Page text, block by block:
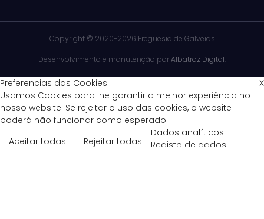
Copyright © 2020-2026 Freguesia de Galveias
Desenvolvimento e manutenção porAlbatroz Digital.
X
Preferencias das Cookies
Usamos Cookies para lhe garantir a melhor experiência no
nosso website. Se rejeitar o uso das cookies, o website
poderá não funcionar como esperado.
Aceitar todas
Rejeitar todas
Dados analíticos
Registo de dados